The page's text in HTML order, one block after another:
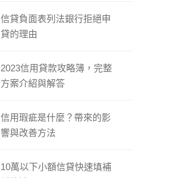
信貸負面表列法銀行拒絕申
貸的理由
2023信用貸款攻略簿，完整
方案介紹與解答
信用瑕疵是什麼？帶來的影
響與改善方法
10萬以下小額信貸快速填補